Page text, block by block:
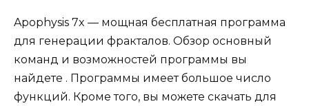
Apophysis 7x — мощная бесплатная программа
для генерации фракталов. Обзор основный
команд и возможностей программы вы
найдете . Программы имеет большое число
функций. Кроме того, вы можете скачать для